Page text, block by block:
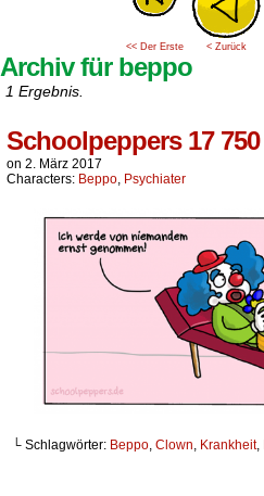
<< Der Erste < Zurück
Archiv für beppo
1 Ergebnis.
Schoolpeppers 17 750
on 2. März 2017
Characters: Beppo, Psychiater
└ Schlagwörter: Beppo, Clown, Krankheit,